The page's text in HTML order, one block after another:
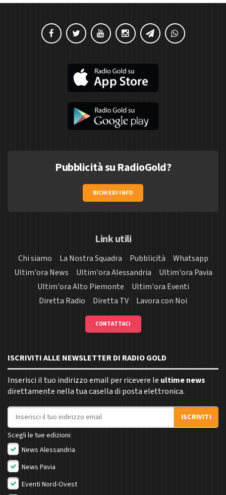
Pubblicità su RadioGold?
RICHIEDI INFO
Link utili
Chi siamo La Nostra Squadra Pubblicità
Whatsapp
Ultim'ora News
Ultim'ora Alessandria
Ultim'ora Pavia
Ultim'ora Alto Piemonte
Ultim'ora Eventi
Diretta Radio
Diretta TV Lavora con Noi
CONTATTACI
ISCRIVITI ALLE NEWSLETTER DI RADIO GOLD
Inserisci il tuo indirizzo email per ricevere le ultime news
direttamente nella tua casella di posta elettronica.
Indirizzo email
ISCRIVITI
Scegli le tue edizioni:
News Alessandria
News Pavia
Eventi Nord-Ovest